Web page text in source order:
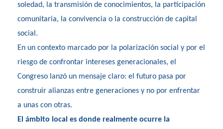
soledad, la transmisión de conocimientos, la participación
comunitaria, la convivencia o la construcción de capital
social.
En un contexto marcado por la polarización social y por el
riesgo de confrontar intereses generacionales, el
Congreso lanzó un mensaje claro: el futuro pasa por
construir alianzas entre generaciones y no por enfrentar
a unas con otras.
El ámbito local es donde realmente ocurre la